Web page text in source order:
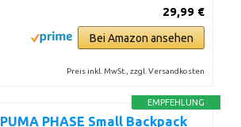
29,99 €
Bei Amazon ansehen
Preis inkl. MwSt., zzgl. Versandkosten
EMPFEHLUNG
PUMA PHASE Small Backpack